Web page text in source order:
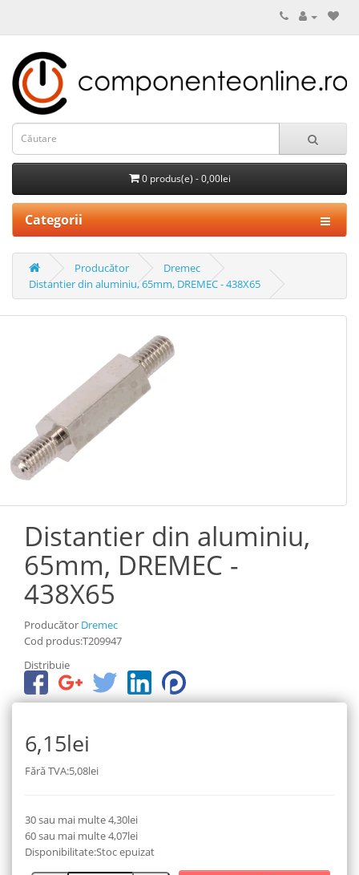
0 produs(e) - 0,00lei
Categorii
Producător
Dremec
Distantier din aluminiu, 65mm, DREMEC - 438X65
Distantier din aluminiu,
65mm, DREMEC -
438X65
Producător Dremec
Cod produs:T209947
Distribuie
6,15lei
Fără TVA:5,08lei
30 sau mai multe 4,30lei
60 sau mai multe 4,07lei
Disponibilitate:Stoc epuizat